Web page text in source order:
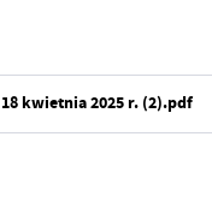
kwietnia 2025 r. (2).pdf